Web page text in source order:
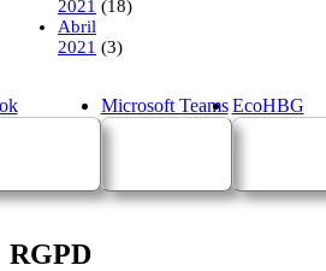
2021 (18)
Abril
2021 (3)
Microsoft Teams EcoHBG
RGPD